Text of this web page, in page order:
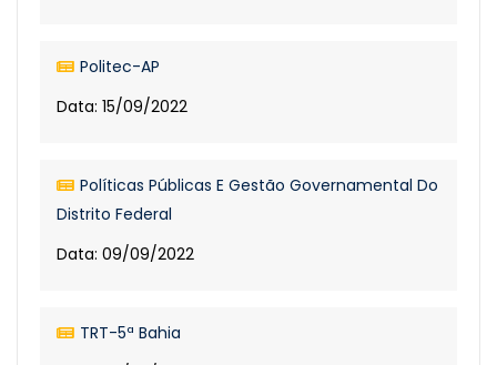
Politec-AP
Data: 15/09/2022
Políticas Públicas E Gestão Governamental Do
Distrito Federal
Data: 09/09/2022
TRT-5ª Bahia